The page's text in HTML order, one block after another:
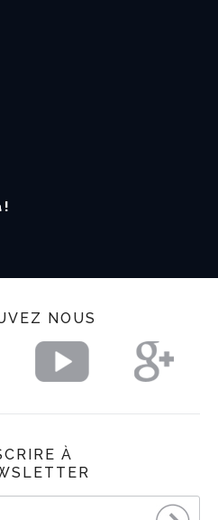
!
NOUS
À